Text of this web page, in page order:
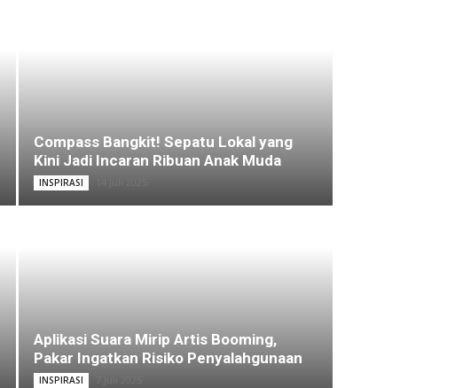
Compass Bangkit! Sepatu Lokal yang
Kini Jadi Incaran Ribuan Anak Muda
INSPIRASI
Aplikasi Suara Mirip Artis Booming,
Pakar Ingatkan Risiko Penyalahgunaan
INSPIRASI